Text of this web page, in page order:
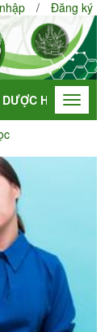
/ Đăng ký
DƯỢC HỌC Toggle